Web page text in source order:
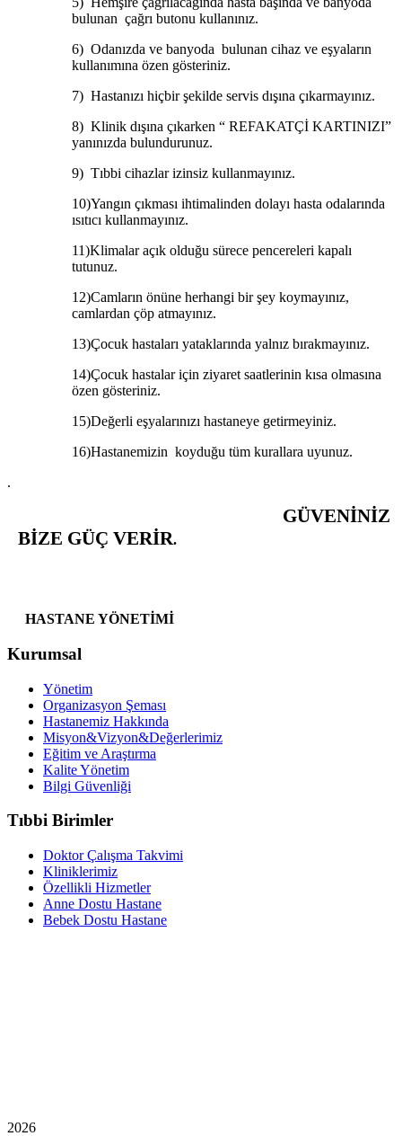
bulunan çağrı butonu kullanınız.
6) Odanızda ve banyoda bulunan cihaz ve eşyaların
kullanımına özen gösteriniz.
7) Hastanızı hiçbir şekilde servis dışına çıkarmayınız.
8) Klinik dışına çıkarken “ REFAKATÇİ KARTINIZI”
yanınızda bulundurunuz.
9) Tıbbi cihazlar izinsiz kullanmayınız.
10)Yangın çıkması ihtimalinden dolayı hasta odalarında
ısıtıcı kullanmayınız.
11)Klimalar açık olduğu sürece pencereleri kapalı
tutunuz.
12)Camların önüne herhangi bir şey koymayınız,
camlardan çöp atmayınız.
13)Çocuk hastaları yataklarında yalnız bırakmayınız.
14)Çocuk hastalar için ziyaret saatlerinin kısa olmasına
özen gösteriniz.
15)Değerli eşyalarınızı hastaneye getirmeyiniz.
16)Hastanemizin koyduğu tüm kurallara uyunuz.
.
GÜVENİNİZ
BİZE GÜÇ VERİR.
HASTANE YÖNETİMİ
Kurumsal
Yönetim
Organizasyon Şeması
Hastanemiz Hakkında
Misyon&Vizyon&Değerlerimiz
Eğitim ve Araştırma
Kalite Yönetim
Bilgi Güvenliği
Tıbbi Birimler
Doktor Çalışma Takvimi
Kliniklerimiz
Özellikli Hizmetler
Anne Dostu Hastane
Bebek Dostu Hastane
2026